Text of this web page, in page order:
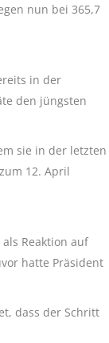
nun bei 365,7
in der
den jüngsten
sie in der letzten
12. April
Reaktion auf
hatte Präsident
dass der Schritt